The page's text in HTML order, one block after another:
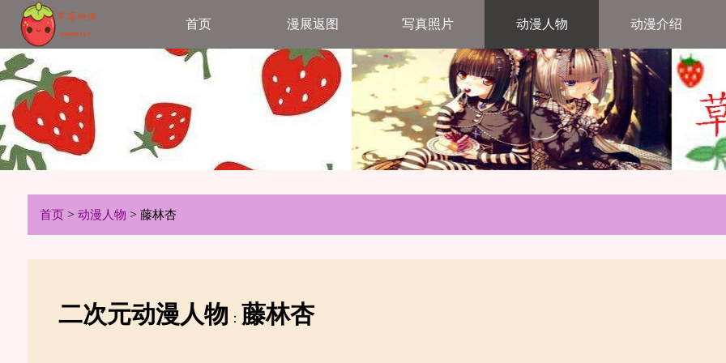
首页 漫展返图 写真照片 动漫人物 动漫介绍
首页> 动漫人物 > 藤林杏
二次元动漫人物 ： 藤林杏